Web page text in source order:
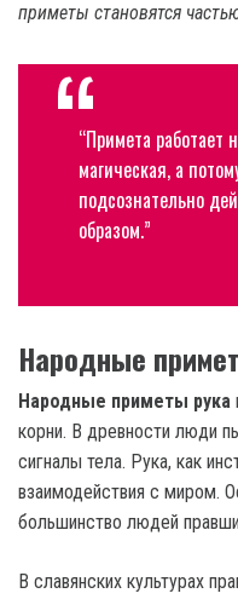
приметы становятся
“Примета работает
магическая, а
подсознательно
образом.”
Народные
Народные приметы рука
корни. В древности люди
сигналы тела. Рука, как
взаимодействия с миром.
большинство людей
В славянских культурах